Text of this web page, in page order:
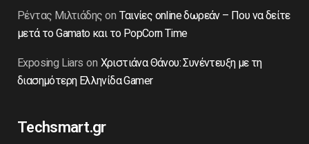
Ρέντας Μιλτιάδης onΤαινίες online δωρεάν – Που να δείτε
μετά το Gamato και το PopCorn Time
Exposing Liars on Χριστιάνα Θάνου: Συνέντευξη με τη
διασημότερη Ελληνίδα Gamer
Techsmart.gr